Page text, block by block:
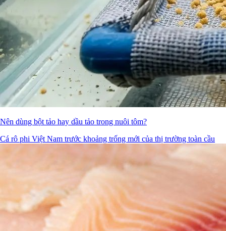
Nên dùng bột tảo hay dầu tảo trong nuôi tôm?
Cá rô phi Việt Nam trước khoảng trống mới của thị trường toàn cầu